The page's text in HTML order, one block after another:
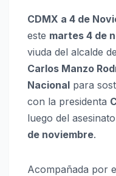
CDMX a 4 de
este martes 4 de
viuda del alcalde de
Carlos Manzo
Nacional para
con la presidenta
luego del
de noviembre.
Acompañada por